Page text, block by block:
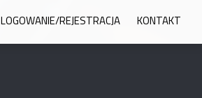
LOGOWANIE/REJESTRACJA KONTAKT